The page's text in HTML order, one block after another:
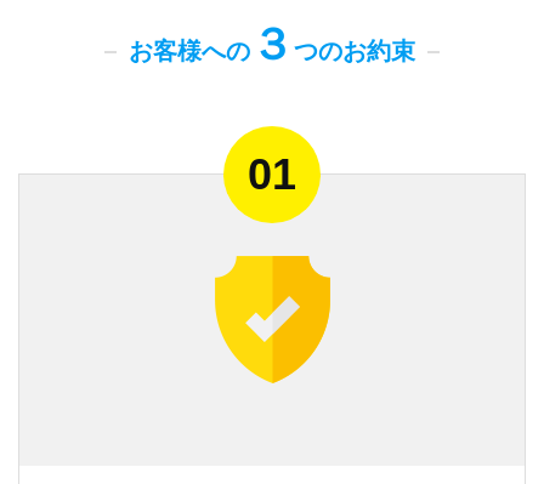
お客様への ３ つのお約束